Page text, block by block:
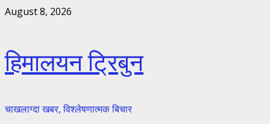
Skip
August 8, 2026
हिमालयन ट्रिबुन
चाखलाग्दा खबर, विश्लेषणात्मक बिचार